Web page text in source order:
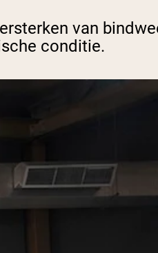
van
conditie.